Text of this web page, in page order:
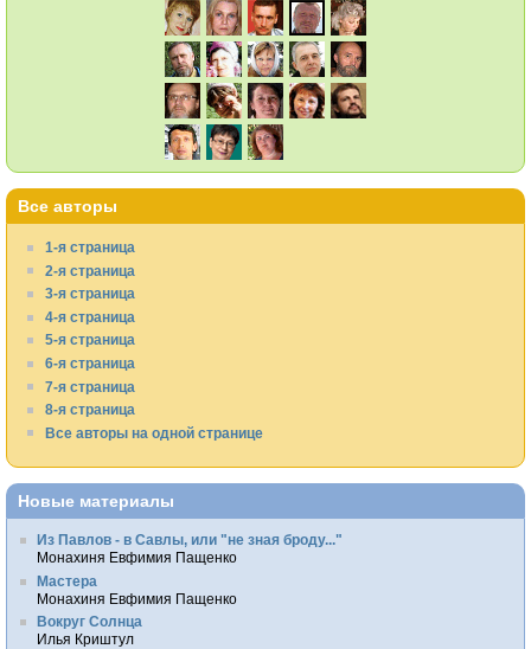
Все авторы
1-я страница
2-я страница
3-я страница
4-я страница
5-я страница
6-я страница
7-я страница
8-я страница
Все авторы на одной странице
Новые материалы
Из Павлов - в Савлы, или "не зная броду..."
Монахиня Евфимия Пащенко
Мастера
Монахиня Евфимия Пащенко
Вокруг Солнца
Илья Криштул